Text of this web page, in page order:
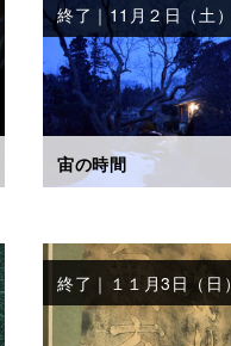
宙の時間
終了｜11月２日（土）
終了｜１１月3日（日）